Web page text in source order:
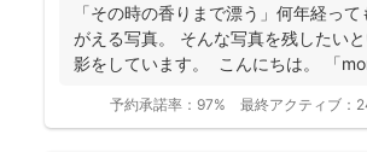
「その時の香りまで漂う」何年経っ
がえる写真。 そんな写真を残したい
影をしています。 こんにちは。 「
予約承諾率： 97% 最終アクティブ：